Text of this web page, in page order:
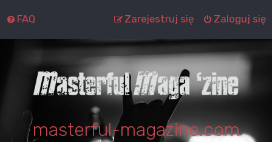
FAQ Zaloguj się
Zarejestruj się
masterful-magazine.com